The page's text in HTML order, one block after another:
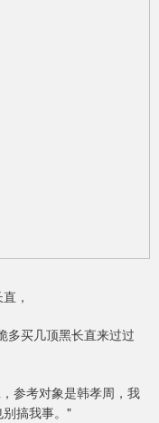
，
多买几顶黑长直来过过
参考对象是韩孝周，我
搞我事。"